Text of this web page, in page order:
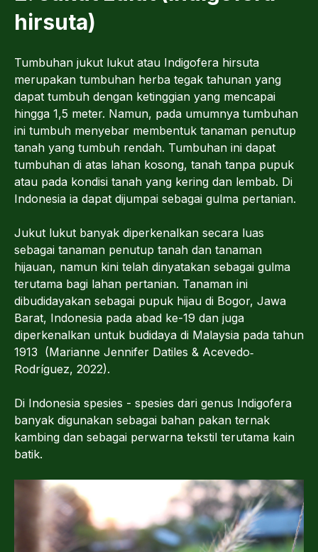
hirsuta)
Tumbuhan jukut lukut atau Indigofera hirsuta
merupakan tumbuhan herba tegak tahunan yang
dapat tumbuh dengan ketinggian yang mencapai
hingga 1,5 meter. Namun, pada umumnya tumbuhan
ini tumbuh menyebar membentuk tanaman penutup
tanah yang tumbuh rendah. Tumbuhan ini dapat
tumbuhan di atas lahan kosong, tanah tanpa pupuk
atau pada kondisi tanah yang kering dan lembab. Di
Indonesia ia dapat dijumpai sebagai gulma pertanian.
Jukut lukut banyak diperkenalkan secara luas
sebagai tanaman penutup tanah dan tanaman
hijauan, namun kini telah dinyatakan sebagai gulma
terutama bagi lahan pertanian. Tanaman ini
dibudidayakan sebagai pupuk hijau di Bogor, Jawa
Barat, Indonesia pada abad ke-19 dan juga
diperkenalkan untuk budidaya di Malaysia pada tahun
1913 (Marianne Jennifer Datiles & Acevedo‐
Rodríguez, 2022).
Di Indonesia spesies - spesies dari genus Indigofera
banyak digunakan sebagai bahan pakan ternak
kambing dan sebagai perwarna tekstil terutama kain
batik.